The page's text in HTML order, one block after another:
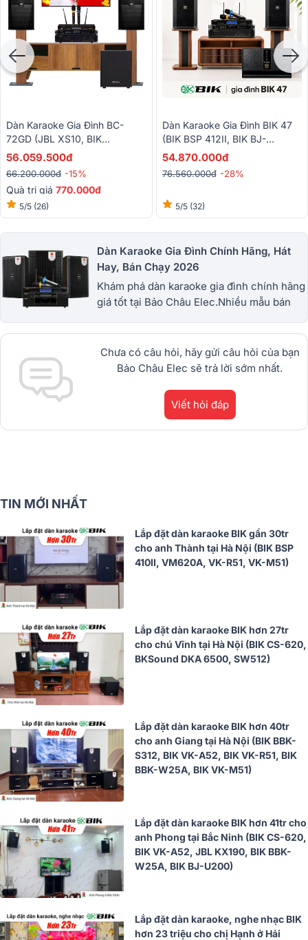
Dàn Karaoke Gia Đình BC-
72GD (JBL XS10, BIK
VM620A, BIK BPR-5800, BIK
56.059.500đ
66.200.000đ -15%
Quà trị giá 770.000đ
5/5 (26)
Dàn Karaoke Gia Đình BIK 47
(BIK BSP 412II, BIK BJ-
W88PLUS, BIK VM830A, BIK
54.870.000đ
76.560.000đ -28%
5/5 (32)
Dàn Karaoke Gia Đình Chính Hãng, Hát
Hay, Bán Chạy 2026
Khám phá dàn karaoke gia đình chính hãng
giá tốt tại Bảo Châu Elec.Nhiều mẫu bán
dBTechnologies, Philips Cao
Cấp.1900.0255
Chưa có câu hỏi, hãy gửi câu hỏi của bạn
Bảo Châu Elec sẽ trả lời sớm nhất.
Viết hỏi đáp
TIN MỚI NHẤT
Lắp đặt dàn karaoke BIK gần 30tr
cho anh Thành tại Hà Nội (BIK BSP
410II, VM620A, VK-R51, VK-M51)
Lắp đặt dàn karaoke BIK hơn 27tr
cho chú Vĩnh tại Hà Nội (BIK CS-620,
BKSound DKA 6500, SW512)
Lắp đặt dàn karaoke BIK hơn 40tr
cho anh Giang tại Hà Nội (BIK BBK-
S312, BIK VK-A52, BIK VK-R51, BIK
BBK-W25A, BIK VK-M51)
Lắp đặt dàn karaoke BIK hơn 41tr cho
anh Phong tại Bắc Ninh (BIK CS-620,
BIK VK-A52, JBL KX190, BIK BBK-
W25A, BIK BJ-U200)
Lắp đặt dàn karaoke, nghe nhạc BIK
hơn 23 triệu cho chị Hạnh ở Hải